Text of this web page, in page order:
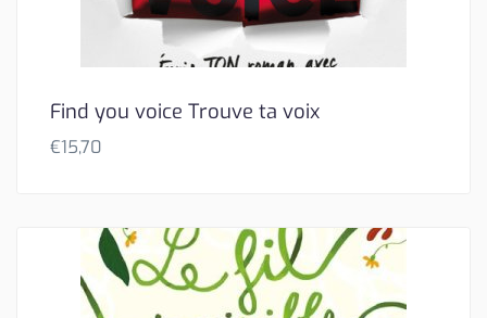
Find you voice Trouve ta voix
€15,70